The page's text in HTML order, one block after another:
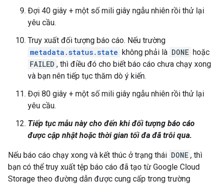
Đợi 40 giây + một số mili giây ngẫu nhiên rồi thử lại
yêu cầu.
Truy xuất đối tượng báo cáo. Nếu trường
metadata.status.state không phải là DONE hoặc
FAILED , thì điều đó cho biết báo cáo chưa chạy xong
và bạn nên tiếp tục thăm dò ý kiến.
Đợi 80 giây + một số mili giây ngẫu nhiên rồi thử lại
yêu cầu.
Tiếp tục mẫu này cho đến khi đối tượng báo cáo
được cập nhật hoặc thời gian tối đa đã trôi qua.
Nếu báo cáo chạy xong và kết thúc ở trạng thái DONE , thì
bạn có thể truy xuất tệp báo cáo đã tạo từ Google Cloud
Storage theo đường dẫn được cung cấp trong trường